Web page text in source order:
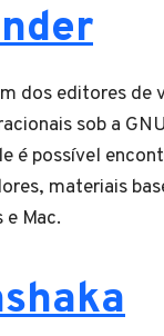
dos editores
sob a
é possível
materiais
e Mac.